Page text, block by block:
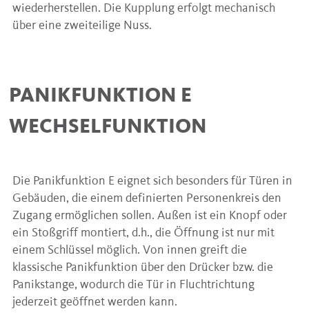
wiederherstellen. Die Kupplung erfolgt mechanisch
über eine zweiteilige Nuss.
PANIKFUNKTION E
WECHSELFUNKTION
Die Panikfunktion E eignet sich besonders für Türen in
Gebäuden, die einem definierten Personenkreis den
Zugang ermöglichen sollen. Außen ist ein Knopf oder
ein Stoßgriff montiert, d.h., die Öffnung ist nur mit
einem Schlüssel möglich. Von innen greift die
klassische Panikfunktion über den Drücker bzw. die
Panikstange, wodurch die Tür in Fluchtrichtung
jederzeit geöffnet werden kann.